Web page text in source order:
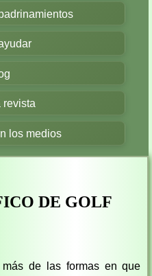
revista
los medios
DE GOLF
de las formas en que